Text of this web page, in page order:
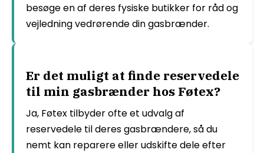
besøge en af deres fysiske butikker for råd og
vejledning vedrørende din gasbrænder.
Er det muligt at finde reservedele
til min gasbrænder hos Føtex?
Ja, Føtex tilbyder ofte et udvalg af
reservedele til deres gasbrændere, så du
nemt kan reparere eller udskifte dele efter